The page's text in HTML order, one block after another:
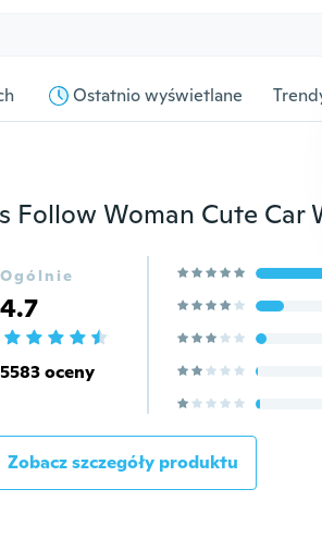
Ostatnio wyświetlane
Ogólnie
4.7
5583 oceny
Zobacz szczegóły produktu